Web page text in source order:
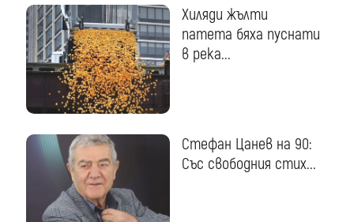
Хиляди жълти
патета бяха пуснати
в река...
Стефан Цанев на 90:
Със свободния стих...